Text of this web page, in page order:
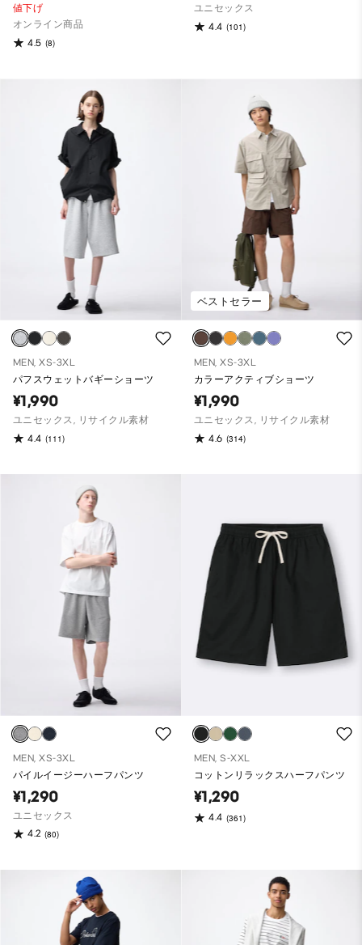
値下げ
オンライン商品
4.5 (8)
ユニセックス
4.4 (101)
MEN, XS-3XL
パフスウェットバギーショーツ
¥1,990
ユニセックス, リサイクル素材
4.4 (111)
ベストセラー
MEN, XS-3XL
カラーアクティブショーツ
¥1,990
ユニセックス, リサイクル素材
4.6 (314)
MEN, XS-3XL
パイルイージーハーフパンツ
¥1,290
ユニセックス
4.2 (80)
MEN, S-XXL
コットンリラックスハーフパンツ
¥1,290
4.4 (361)